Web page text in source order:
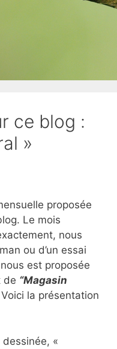
ce blog :
»
proposée
Le mois
nous
ou d’un essai
est proposée
de “Magasin
la présentation
«